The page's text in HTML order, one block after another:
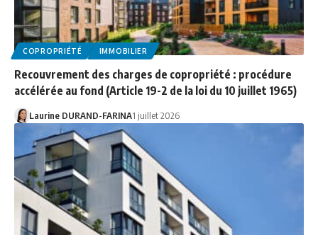
COPROPRIÉTÉ IMMOBILIER
Recouvrement des charges de copropriété : procédure
accélérée au fond (Article 19-2 de la loi du 10 juillet 1965)
Laurine DURAND-FARINA1 juillet 2026